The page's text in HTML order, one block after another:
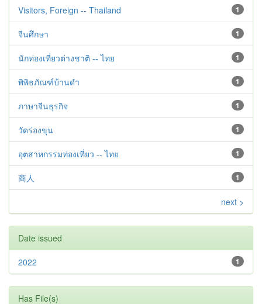
1
Visitors, Foreign -- Thailand
1
จีนศึกษา
1
นักท่องเที่ยวต่างชาติ -- ไทย
1
พิพิธภัณฑ์บ้านดำ
1
ภาษาจีนธุรกิจ
1
วัดร่องขุน
1
อุตสาหกรรมท่องเที่ยว -- ไทย
1
商人
next >
Date issued
1
2022
Has File(s)